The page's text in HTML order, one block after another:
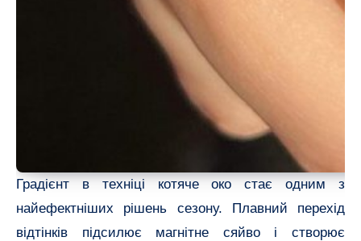
Градієнт в техніці котяче око стає одним з
найефектніших рішень сезону. Плавний перехід
відтінків підсилює магнітне сяйво і створює